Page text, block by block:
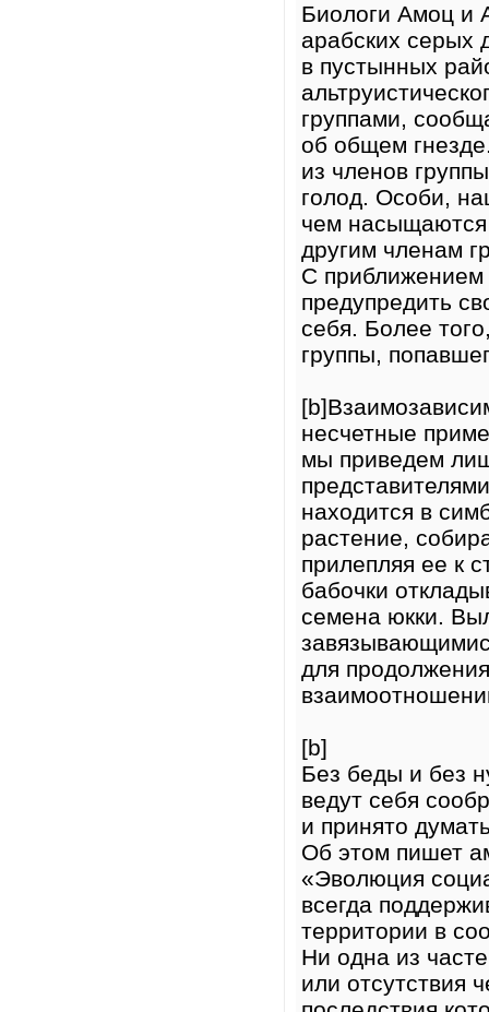
Биологи Амоц и
арабских серых
в пустынных
группами,
об общем
из членов
голод. Особи,
чем
другим членам
С приближением
предупредить
себя. Более
группы,
несчетные
мы приведем
находится в
растение,
прилепляя ее к
бабочки
семена юкки.
для
[b]
Без беды и без
ведут себя
и принято
Об этом пишет
«Эволюция
всегда
территории в
Ни одна из
или отсутствия